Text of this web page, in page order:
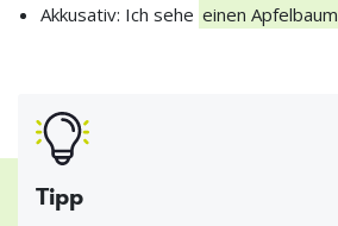
Akkusativ: Ich sehe einen Apfelbaum
Tipp